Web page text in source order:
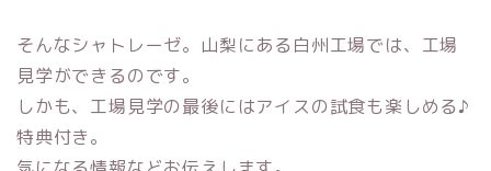
そんなシャトレーゼ。山梨にある白州工場では、工場
見学ができるのです。
しかも、工場見学の最後にはアイスの試食も楽しめる♪
特典付き。